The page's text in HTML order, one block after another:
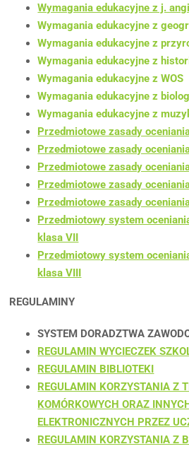
Wymagania edukacyjne z j.
Wymagania edukacyjne z
Wymagania edukacyjne z
Wymagania edukacyjne z
Wymagania edukacyjne z WOS
Wymagania edukacyjne z
Wymagania edukacyjne z
Przedmiotowe zasady
Przedmiotowe zasady
Przedmiotowe zasady
Przedmiotowe zasady
Przedmiotowe zasady
Przedmiotowy system
klasa VII
Przedmiotowy system
klasa VIII
REGULAMINY
SYSTEM DORADZTWA
REGULAMIN WYCIECZEK
REGULAMIN BIBLIOTEKI
REGULAMIN KORZYSTANIA Z
KOMÓRKOWYCH ORAZ
ELEKTRONICZNYCH PRZEZ
REGULAMIN KORZYSTANIA Z